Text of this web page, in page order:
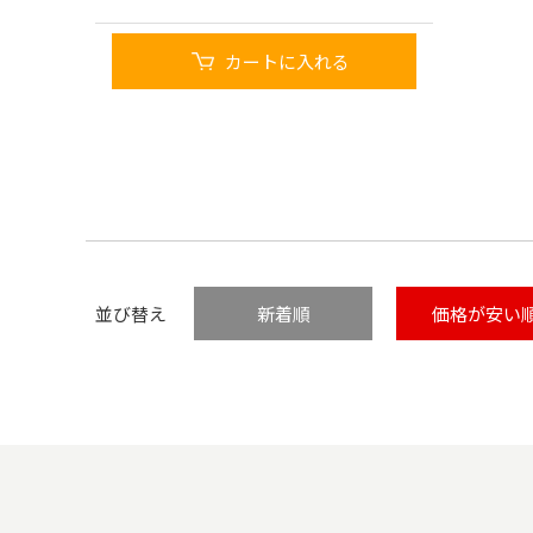
カートに入れる
並び替え 新着順 価格が安い